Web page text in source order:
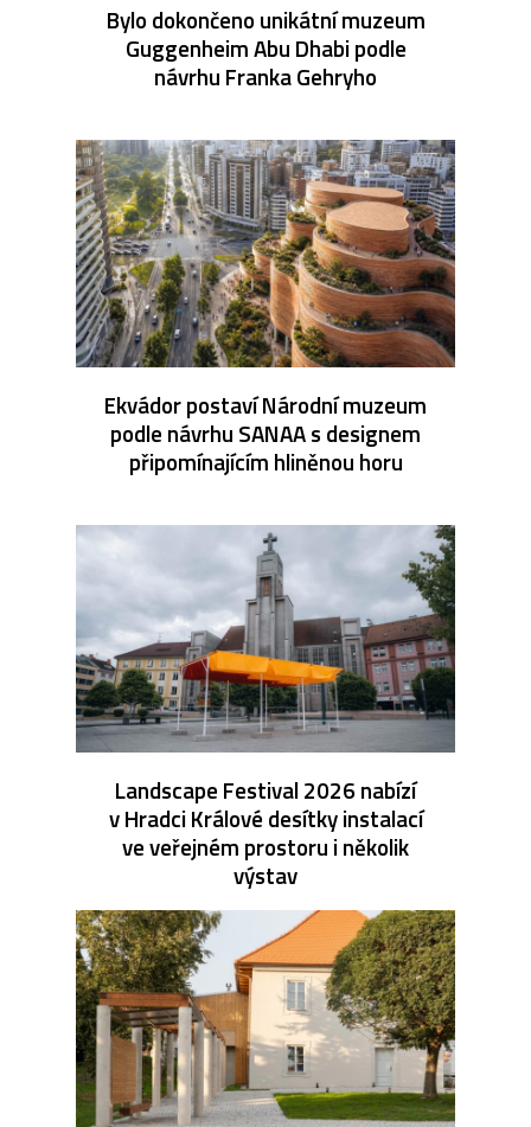
Bylo dokončeno unikátní muzeum
Guggenheim Abu Dhabi podle
návrhu Franka Gehryho
Ekvádor postaví Národní muzeum
podle návrhu SANAA s designem
připomínajícím hliněnou horu
Landscape Festival 2026 nabízí
v Hradci Králové desítky instalací
ve veřejném prostoru i několik
výstav